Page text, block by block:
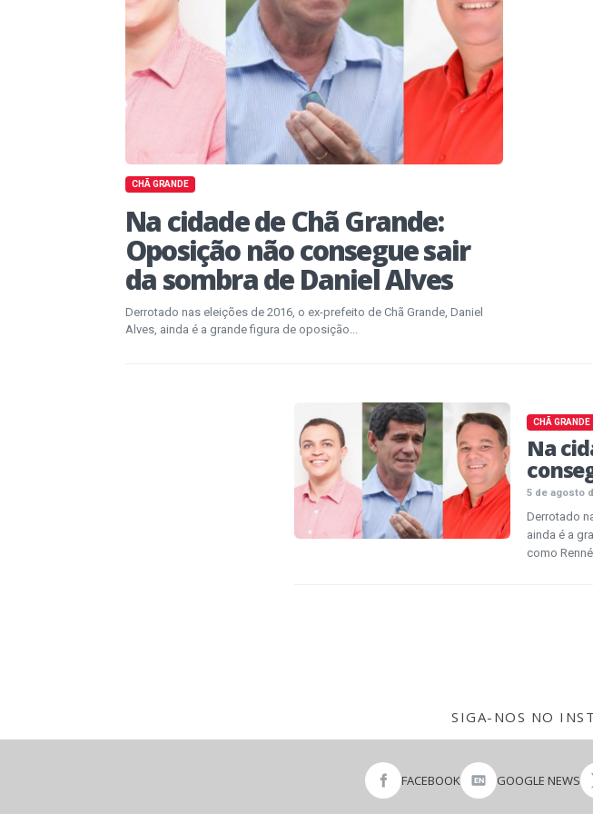
CHÃ GRANDE
Na cidade de Chã Grande:
Oposição não consegue sair
da sombra de Daniel Alves
Derrotado nas eleições de 2016, o ex-prefeito de Chã Grande, Daniel
Alves, ainda é a grande figura de oposição...
CHÃ GRANDE
Na
5 de agosto
Derrotado
ainda é a
como
SIGA-NOS NO
FACEBOOK GOOGLE NEWS